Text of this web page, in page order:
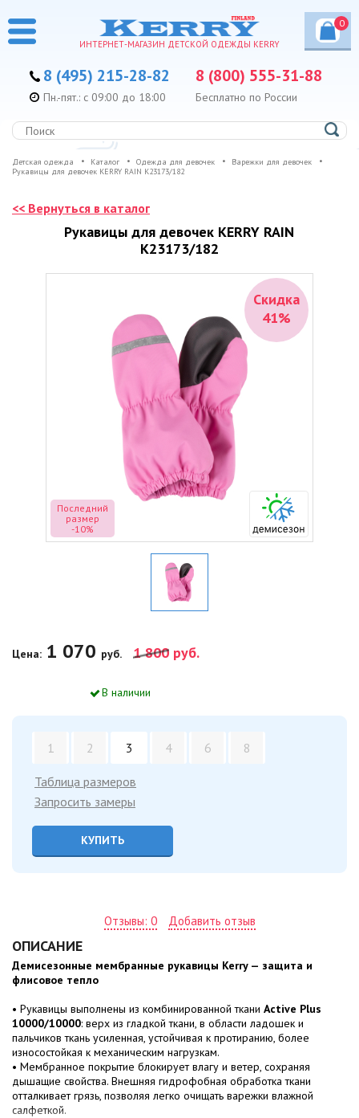
ИНТЕРНЕТ-МАГАЗИН ДЕТСКОЙ ОДЕЖДЫ KERRY
0
8 (495) 215-28-82 8 (800) 555-31-88
Бесплатно по России
Пн.-пят.: с 09:00 до 18:00
Детская одежда Каталог Одежда для девочек
Варежки для девочек
Рукавицы для девочек KERRY RAIN K23173/182
<< Вернуться в каталог
Рукавицы для девочек KERRY RAIN
K23173/182
Скидка
41%
Последний
размер
-10%
Цена: 1 070 руб. 1 800 руб.
В наличии
1 2 3 4 6 8
Таблица размеров
Запросить замеры
КУПИТЬ
Отзывы: 0 Добавить отзыв
ОПИСАНИЕ
Демисезонные мембранные рукавицы Kerry — защита и
флисовое тепло
• Рукавицы выполнены из комбинированной ткани Active Plus
10000/10000: верх из гладкой ткани, в области ладошек и
пальчиков ткань усиленная, устойчивая к протиранию, более
износостойкая к механическим нагрузкам.
• Мембранное покрытие блокирует влагу и ветер, сохраняя
дышащие свойства. Внешняя гидрофобная обработка ткани
отталкивает грязь, позволяя легко очищать варежки влажной
салфеткой.